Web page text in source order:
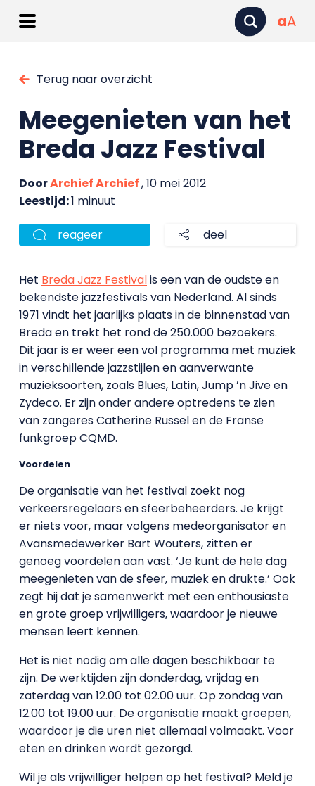
aA
Terug naar overzicht
Meegenieten van het
Breda Jazz Festival
DoorArchief Archief, 10 mei 2012
Leestijd:1 minuut
reageer deel
Het Breda Jazz Festivalis een van de oudste en
bekendste jazzfestivals van Nederland. Al sinds
1971 vindt het jaarlijks plaats in de binnenstad van
Breda en trekt het rond de 250.000 bezoekers.
Dit jaar is er weer een vol programma met muziek
in verschillende jazzstijlen en aanverwante
muzieksoorten, zoals Blues, Latin, Jump ’n Jive en
Zydeco. Er zijn onder andere optredens te zien
van zangeres Catherine Russel en de Franse
funkgroep CQMD.
Voordelen
De organisatie van het festival zoekt nog
verkeersregelaars en sfeerbeheerders. Je krijgt
er niets voor, maar volgens medeorganisator en
Avansmedewerker Bart Wouters, zitten er
genoeg voordelen aan vast. ‘Je kunt de hele dag
meegenieten van de sfeer, muziek en drukte.’ Ook
zegt hij dat je samenwerkt met een enthousiaste
en grote groep vrijwilligers, waardoor je nieuwe
mensen leert kennen.
Het is niet nodig om alle dagen beschikbaar te
zijn. De werktijden zijn donderdag, vrijdag en
zaterdag van 12.00 tot 02.00 uur. Op zondag van
12.00 tot 19.00 uur. De organisatie maakt groepen,
waardoor je die uren niet allemaal volmaakt. Voor
eten en drinken wordt gezorgd.
Wil je als vrijwilliger helpen op het festival? Meld je